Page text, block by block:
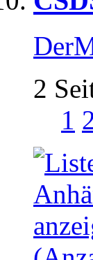
2
1